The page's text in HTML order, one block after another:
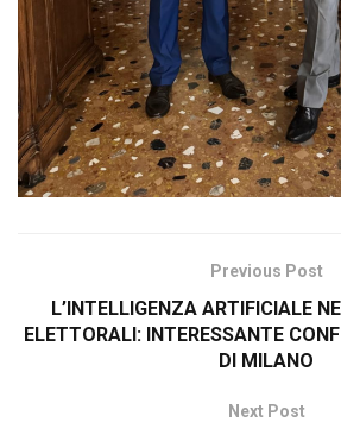
Previous Post
L’INTELLIGENZA ARTIFICIALE
ELETTORALI: INTERESSANTE
DI MILANO
Next Post